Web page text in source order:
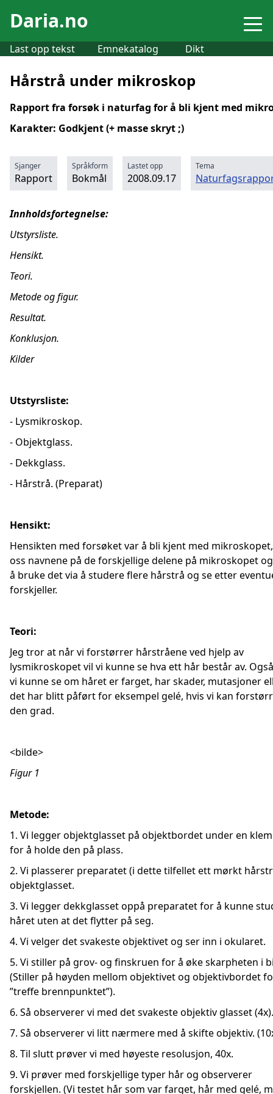
Daria.no
Last opp tekst Emnekatalog Dikt
Hårstrå under mikroskop
Rapport fra forsøk i naturfag for å bli kjent med
Karakter: Godkjent (+ masse skryt ;)
Sjanger
Rapport
Språkform
Bokmål
Lastet opp
2008.09.17
Tema
Innholdsfortegnelse:
Utstyrsliste.
Hensikt.
Teori.
Metode og figur.
Resultat.
Konklusjon.
Kilder
Utstyrsliste:
- Lysmikroskop.
- Objektglass.
- Dekkglass.
- Hårstrå. (Preparat)
Hensikt:
Hensikten med forsøket var å bli kjent med
oss navnene på de forskjellige delene på mikroskopet
å bruke det via å studere flere hårstrå og se etter
forskjeller.
Teori:
Jeg tror at når vi forstørrer hårstråene ved hjelp av
lysmikroskopet vil vi kunne se hva ett hår består av.
vi kunne se om håret er farget, har skader, mutasjoner
det har blitt påført for eksempel gelé, hvis vi kan
den grad.
<bilde>
Figur 1
Metode:
1. Vi legger objektglasset på objektbordet under en
for å holde den på plass.
2. Vi plasserer preparatet (i dette tilfellet ett mørkt
objektglasset.
3. Vi legger dekkglasset oppå preparatet for å kunne
håret uten at det flytter på seg.
4. Vi velger det svakeste objektivet og ser inn i okularet.
5. Vi stiller på grov- og finskruen for å øke skarpheten i
(Stiller på høyden mellom objektivet og objektivbordet
”treffe brennpunktet”).
6. Så observerer vi med det svakeste objektiv glasset (4x).
7. Så observerer vi litt nærmere med å skifte objektiv.
8. Til slutt prøver vi med høyeste resolusjon, 40x.
9. Vi prøver med forskjellige typer hår og observerer
forskjellen. (Vi testet hår som var farget, hår med gelé,